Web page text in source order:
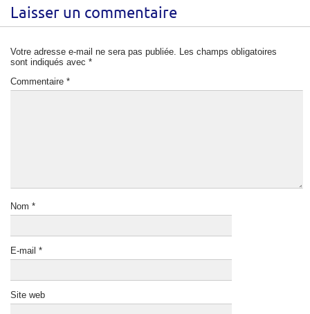
Laisser un commentaire
Votre adresse e-mail ne sera pas publiée.
Les champs obligatoires
sont indiqués avec *
Commentaire *
Nom *
E-mail *
Site web